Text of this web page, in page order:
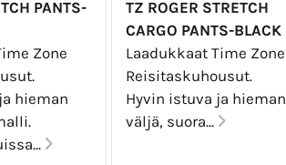
PANTS-
Zone
hieman
TZ ROGER STRETCH
CARGO PANTS-BLACK
Laadukkaat Time Zone
Reisitaskuhousut.
Hyvin istuva ja hieman
väljä, suora...